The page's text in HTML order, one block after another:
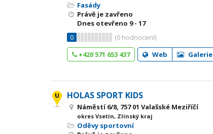
Fasády
Právě je zavřeno
Dnes otevřeno 9 - 17
0
(0 hodnocení)
+420 571 653 437
Web Galerie
HOLAS SPORT KIDS
Náměstí 6/8, 757 01 Valašské Meziříčí
okres Vsetín, Zlínský kraj
Oděvy sportovní